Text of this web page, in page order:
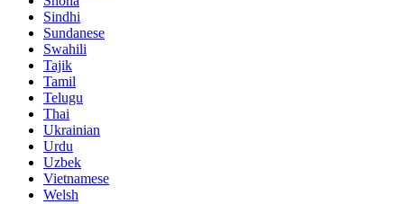
Sindhi
Sundanese
Swahili
Tajik
Tamil
Telugu
Thai
Ukrainian
Urdu
Uzbek
Vietnamese
Welsh